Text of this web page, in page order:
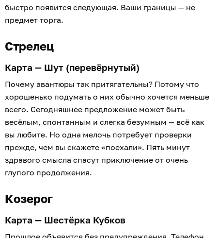
быстро появится следующая. Ваши границы — не
предмет торга.
Стрелец
Карта — Шут (перевёрнутый)
Почему авантюры так притягательны? Потому что
хорошенько подумать о них обычно хочется меньше
всего. Сегодняшнее предложение может быть
весёлым, спонтанным и слегка безумным — всё как
вы любите. Но одна мелочь потребует проверки
прежде, чем вы скажете «поехали». Пять минут
здравого смысла спасут приключение от очень
глупого продолжения.
Козерог
Карта — Шестёрка Кубков